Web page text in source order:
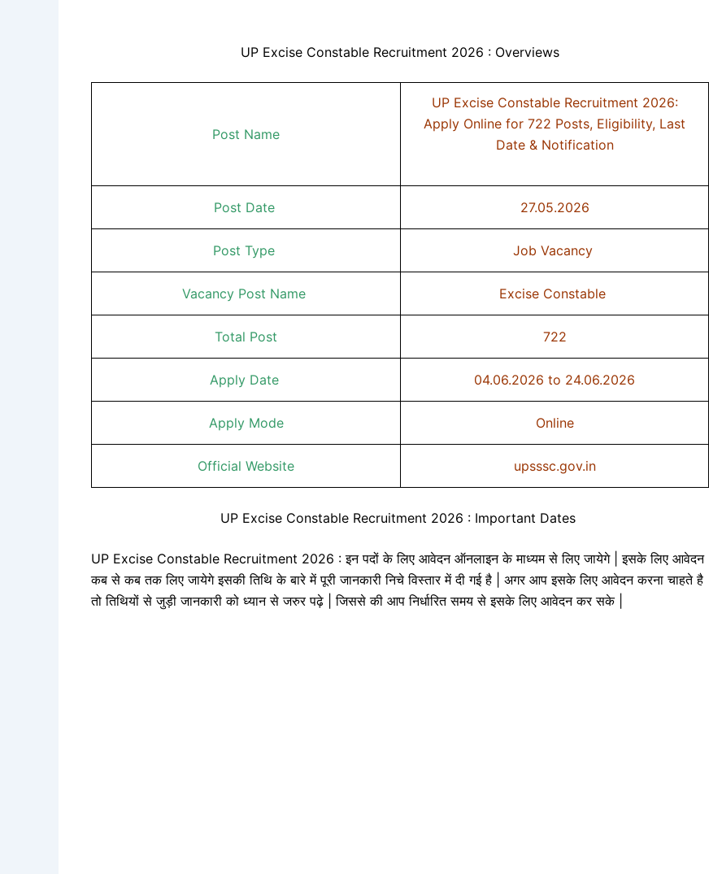
UP Excise Constable Recruitment 2026 : Overviews
Post Name
UP Excise Constable Recruitment 2026:
Apply Online for 722 Posts, Eligibility, Last
Date & Notification
Post Date 27.05.2026
Post Type Job Vacancy
Vacancy Post Name Excise Constable
Total Post 722
Apply Date 04.06.2026 to 24.06.2026
Apply Mode Online
Official Website upsssc.gov.in
UP Excise Constable Recruitment 2026 : Important Dates
UP Excise Constable Recruitment 2026 : इन पदों के लिए आवेदन ऑनलाइन के माध्यम से लिए जायेगे | इसके लिए आवेदन
कब से कब तक लिए जायेगे इसकी तिथि के बारे में पूरी जानकारी निचे विस्तार में दी गई है | अगर आप इसके लिए आवेदन करना चाहते है
तो तिथियों से जुड़ी जानकारी को ध्यान से जरुर पढ़े | जिससे की आप निर्धारित समय से इसके लिए आवेदन कर सके |